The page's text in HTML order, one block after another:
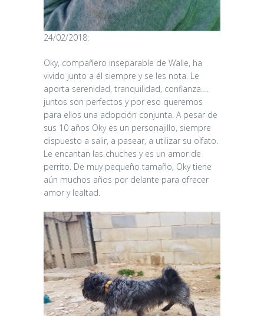
24/02/2018:
Oky, compañero inseparable de Walle, ha
vivido junto a él siempre y se les nota. Le
aporta serenidad, tranquilidad, confianza….
juntos son perfectos y por eso queremos
para ellos una adopción conjunta. A pesar de
sus 10 años Oky es un personajillo, siempre
dispuesto a salir, a pasear, a utilizar su olfato.
Le encantan las chuches y es un amor de
perrito. De muy pequeño tamaño, Oky tiene
aún muchos años por delante para ofrecer
amor y lealtad.